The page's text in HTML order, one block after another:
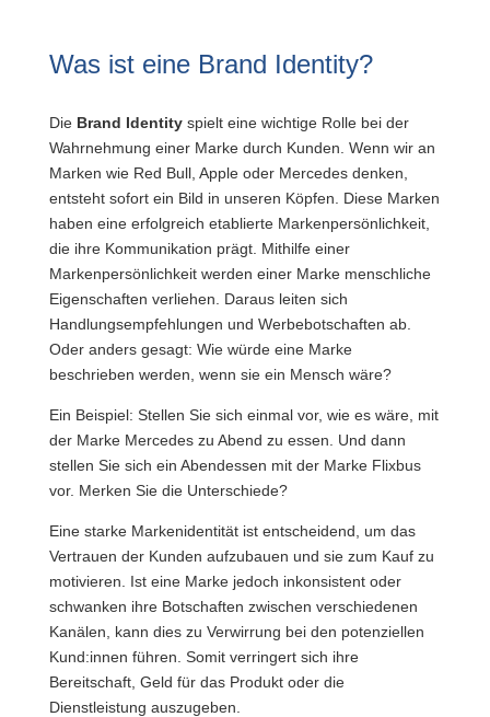
Was ist eine Brand Identity?
Die Brand Identityspielt eine wichtige Rolle bei der
Wahrnehmung einer Marke durch Kunden. Wenn wir an
Marken wie Red Bull, Apple oder Mercedes denken,
entsteht sofort ein Bild in unseren Köpfen. Diese Marken
haben eine erfolgreich etablierte Markenpersönlichkeit,
die ihre Kommunikation prägt. Mithilfe einer
Markenpersönlichkeit werden einer Marke menschliche
Eigenschaften verliehen. Daraus leiten sich
Handlungsempfehlungen und Werbebotschaften ab.
Oder anders gesagt: Wie würde eine Marke
beschrieben werden, wenn sie ein Mensch wäre?
Ein Beispiel: Stellen Sie sich einmal vor, wie es wäre, mit
der Marke Mercedes zu Abend zu essen. Und dann
stellen Sie sich ein Abendessen mit der Marke Flixbus
vor. Merken Sie die Unterschiede?
Eine starke Markenidentität ist entscheidend, um das
Vertrauen der Kunden aufzubauen und sie zum Kauf zu
motivieren. Ist eine Marke jedoch inkonsistent oder
schwanken ihre Botschaften zwischen verschiedenen
Kanälen, kann dies zu Verwirrung bei den potenziellen
Kund:innen führen. Somit verringert sich ihre
Bereitschaft, Geld für das Produkt oder die
Dienstleistung auszugeben.